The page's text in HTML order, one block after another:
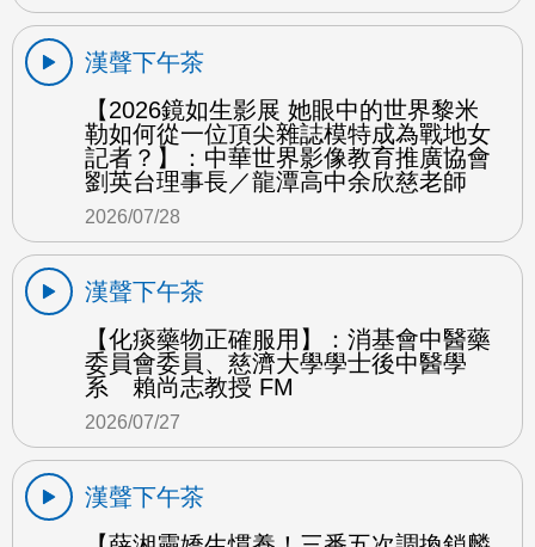
漢聲下午茶
【2026鏡如生影展 她眼中的世界黎米
勒如何從一位頂尖雜誌模特成為戰地女
記者？】：中華世界影像教育推廣協會
劉英台理事長／龍潭高中余欣慈老師
2026/07/28
漢聲下午茶
【化痰藥物正確服用】：消基會中醫藥
委員會委員、慈濟大學學士後中醫學
系 賴尚志教授 FM
2026/07/27
漢聲下午茶